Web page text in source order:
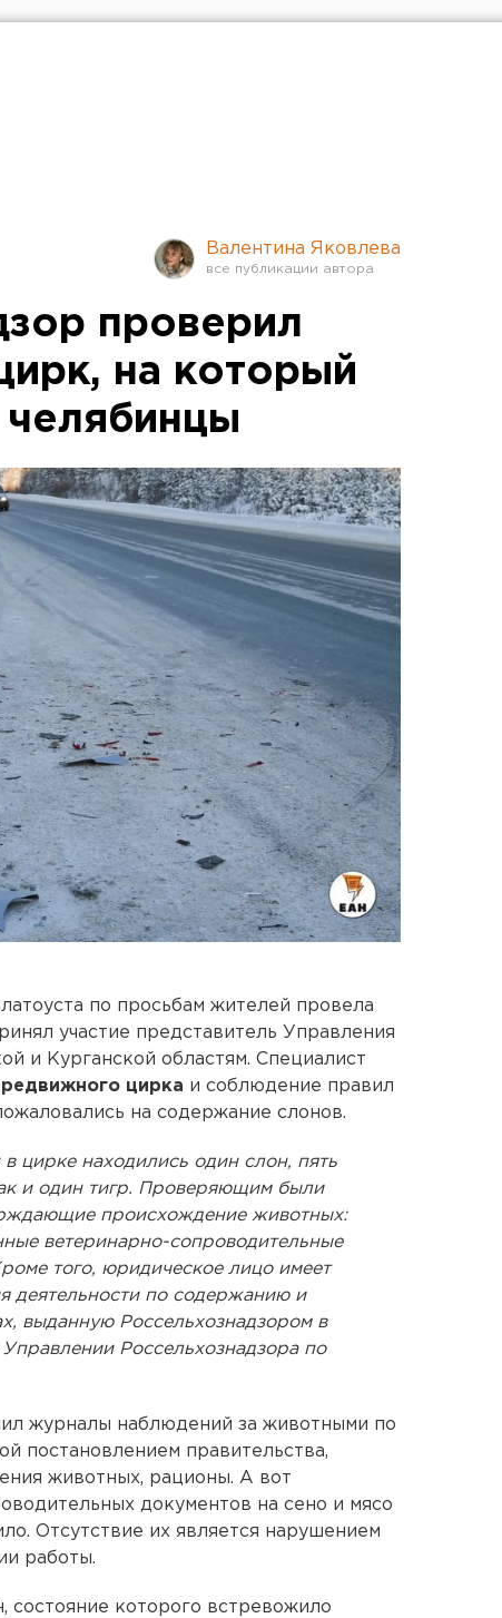
Валентина Яковлева
проверил
на который
по просьбам жителей провела
участие представитель Управления
и Курганской областям. Специалист
цирка и соблюдение правил
на содержание слонов.
цирке находились один слон, пять
и один тигр. Проверяющим были
происхождение животных:
ветеринарно-сопроводительные
того, юридическое лицо имеет
деятельности по содержанию и
выданную Россельхознадзором в
Россельхознадзора по
журналы наблюдений за животными по
постановлением правительства,
животных, рационы. А вот
документов на сено и мясо
Отсутствие их является нарушением
работы.
состояние которого встревожило